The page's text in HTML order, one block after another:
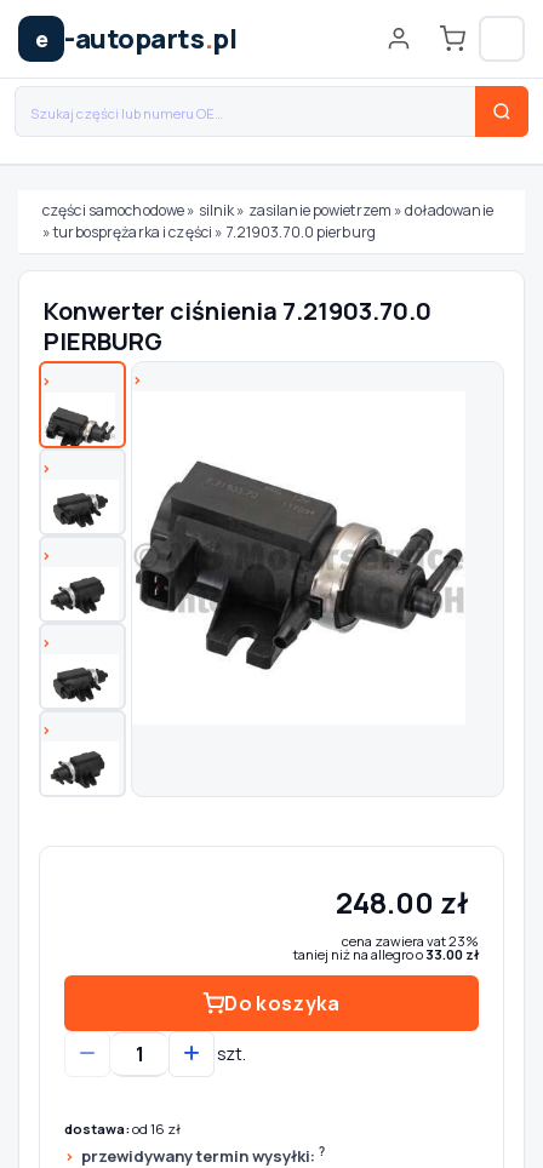
e -autoparts.pl
Wybierz swój pojazd
MARKA
MODEL
TYP / SILNIK
Szukaj pasujących części
części samochodowe» silnik» zasilanie powietrzem »doładowanie
»turbosprężarka i części » 7.21903.70.0 pierburg
Konwerter ciśnienia 7.21903.70.0
PIERBURG
248.00 zł
cena zawiera vat 23%
taniej niż na allegro o 33.00 zł
Do koszyka
szt.
dostawa:od 16 zł
przewidywany termin wysyłki: ?